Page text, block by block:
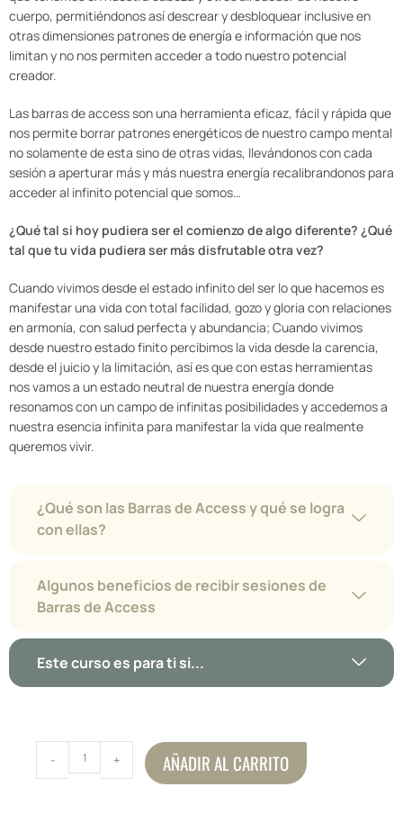
cuerpo, permitiéndonos así descrear y desbloquear inclusive en
otras dimensiones patrones de energía e información que nos
limitan y no nos permiten acceder a todo nuestro potencial
creador.
Las barras de access son una herramienta eficaz, fácil y rápida que
nos permite borrar patrones energéticos de nuestro campo mental
no solamente de esta sino de otras vidas, llevándonos con cada
sesión a aperturar más y más nuestra energía recalibrandonos para
acceder al infinito potencial que somos…
¿Qué tal si hoy pudiera ser el comienzo de algo diferente? ¿Qué
tal que tu vida pudiera ser más disfrutable otra vez?
Cuando vivimos desde el estado infinito del ser lo que hacemos es
manifestar una vida con total facilidad, gozo y gloria con relaciones
en armonía, con salud perfecta y abundancia; Cuando vivimos
desde nuestro estado finito percibimos la vida desde la carencia,
desde el juicio y la limitación, así es que con estas herramientas
nos vamos a un estado neutral de nuestra energía donde
resonamos con un campo de infinitas posibilidades y accedemos a
nuestra esencia infinita para manifestar la vida que realmente
queremos vivir.
¿Qué son las Barras de Access y qué se logra
con ellas?
Algunos beneficios de recibir sesiones de
Barras de Access
Este curso es para ti si...
- + AÑADIR AL CARRITO